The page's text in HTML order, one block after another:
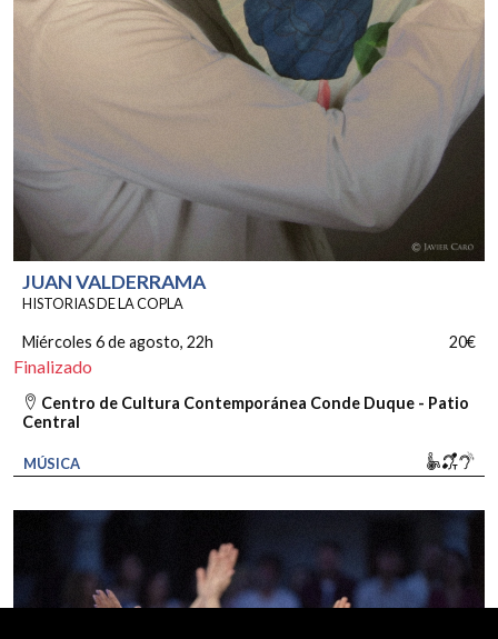
JUAN VALDERRAMA
HISTORIAS DE LA COPLA
Miércoles 6 de agosto, 22h 20€
Finalizado
Centro de Cultura Contemporánea Conde Duque - Patio
Central
MÚSICA